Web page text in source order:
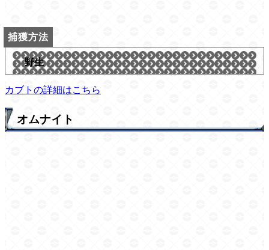
野生
カブトの詳細はこちら
オムナイト